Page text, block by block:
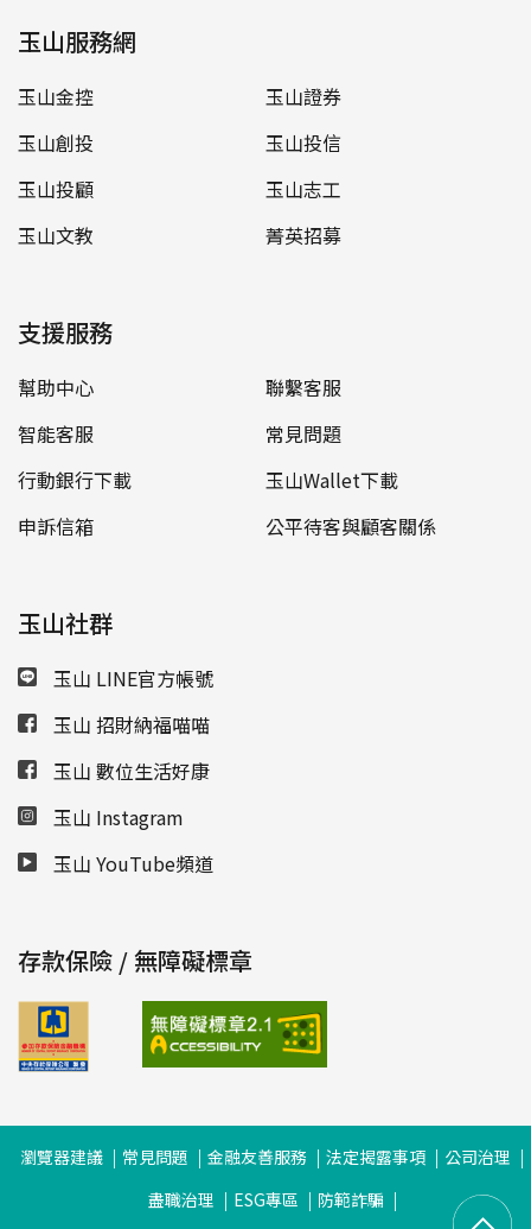
玉山服務網
玉山金控
玉山證券
玉山創投
玉山投信
玉山投顧
玉山志工
玉山文教
菁英招募
支援服務
幫助中心
聯繫客服
智能客服
常見問題
行動銀行下載
玉山Wallet下載
申訴信箱
公平待客與顧客關係
玉山社群
玉山 LINE官方帳號
玉山 招財納福喵喵
玉山 數位生活好康
玉山 Instagram
玉山 YouTube頻道
存款保險 / 無障礙標章
瀏覽器建議 常見問題 金融友善服務 法定揭露事項
公司治理
盡職治理
ESG專區 防範詐騙